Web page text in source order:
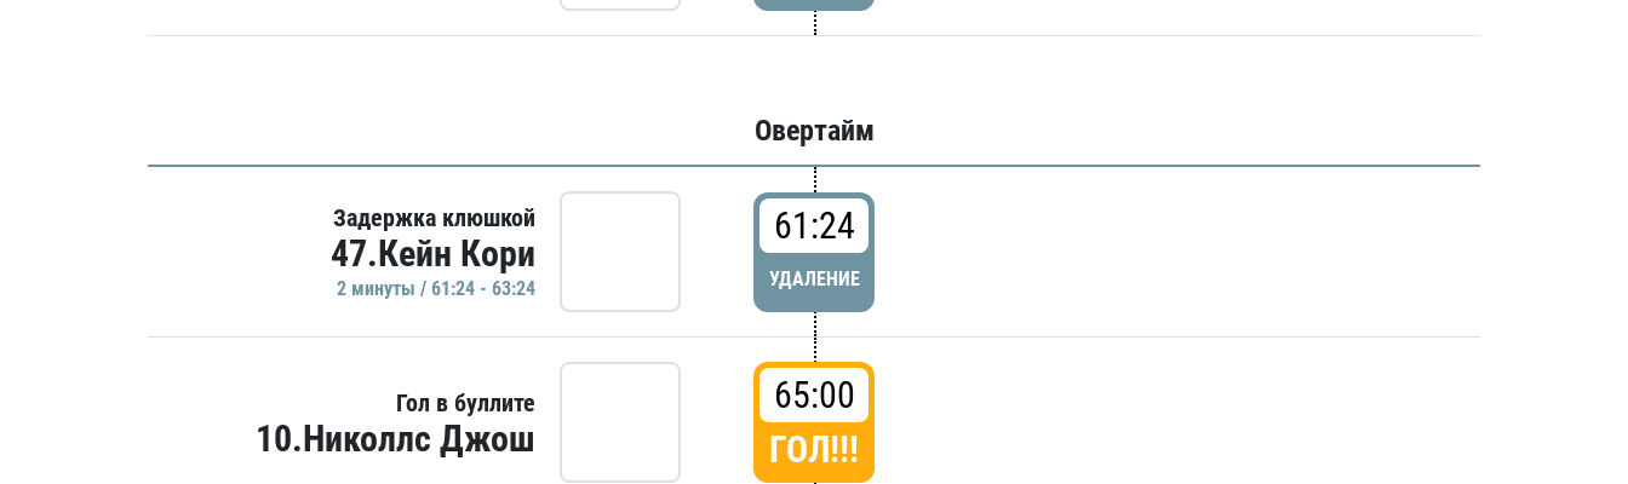
Овертайм
Задержка клюшкой
47.Кейн Кори
2 минуты / 61:24 - 63:24
61:24
УДАЛЕНИЕ
Гол в буллите
10.Николлс Джош
65:00
ГОЛ!!!